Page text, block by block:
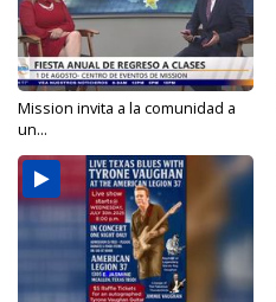
Mission invita a la comunidad a
un...